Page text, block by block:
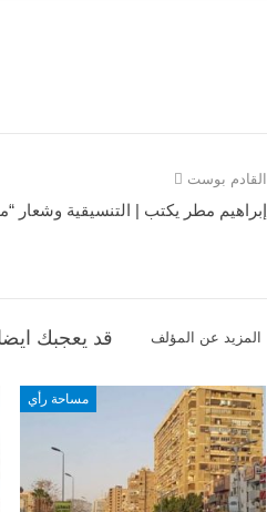
القادم بوست
إبراهيم مطر يكتب | التنسيقية وشعار
قد يعجبك المزيد عن المؤلف
مساحة رأي